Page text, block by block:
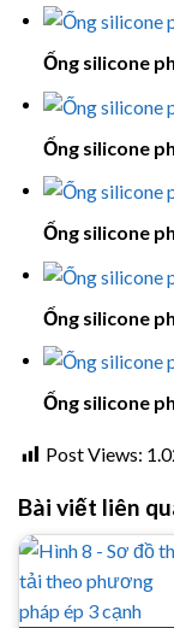
Ống silicone
Ống silicone
Ống silicone
Ống silicone
Ống silicone
Post Views:
Bài viết liên